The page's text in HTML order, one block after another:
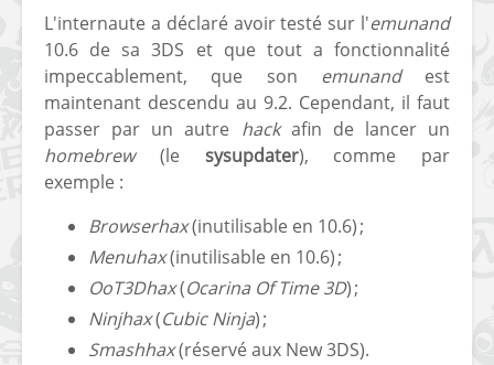
L'internaute a déclaré avoir testé sur l'emunand
10.6 de sa 3DS et que tout a fonctionnalité
impeccablement, que son emunandest
maintenant descendu au 9.2. Cependant, il faut
passer par un autre hackafin de lancer un
homebrew (le sysupdater), comme par
exemple :
Browserhax(inutilisable en 10.6) ;
Menuhax(inutilisable en 10.6) ;
OoT3Dhax(Ocarina Of Time 3D) ;
Ninjhax(Cubic Ninja) ;
Smashhax(réservé aux New 3DS).
[Vita] Ouverture de
concours de
homebrews
[PSP] Débricker une
PSP 2000/3000 est
désormais
possible avec Baryon
[Switch]